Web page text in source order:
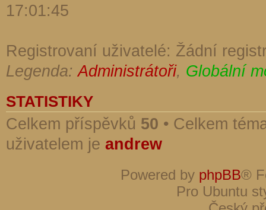
17:01:45
Registrovaní uživatelé: Žádní
Legenda:Administrátoři, Globální
STATISTIKY
Celkem příspěvků 50 • Celkem
uživatelem je andrew
Powered by phpBB®
Pro Ubuntu